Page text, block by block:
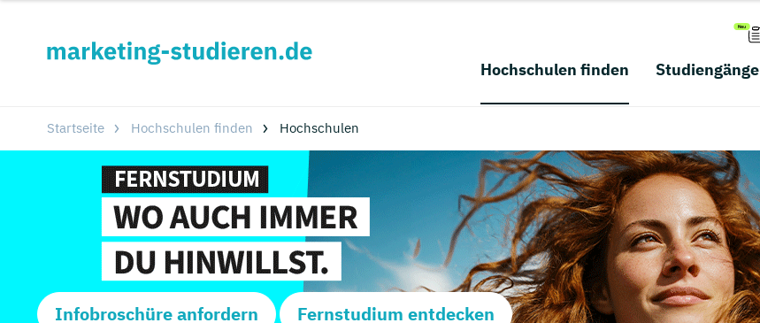
Hochschulen finden Studiengänge
Startseite Hochschulen finden Hochschulen
Infobroschüre anfordern Fernstudium entdecken